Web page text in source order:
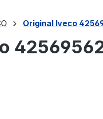
Original Iveco